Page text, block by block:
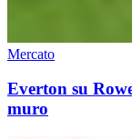
Mercato
Everton su
muro